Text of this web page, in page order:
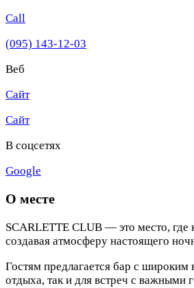
Call
(095) 143-12-03
Веб
Сайт
Сайт
В соцсетях
Google
О месте
SCARLETTE CLUB — это место, где
создавая атмосферу настоящего
Гостям предлагается бар с
отдыха, так и для встреч с важными